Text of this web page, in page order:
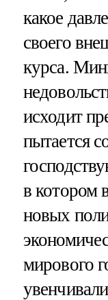
какое
своего
курса.
исходит
пытается
в котором
новых
мирового